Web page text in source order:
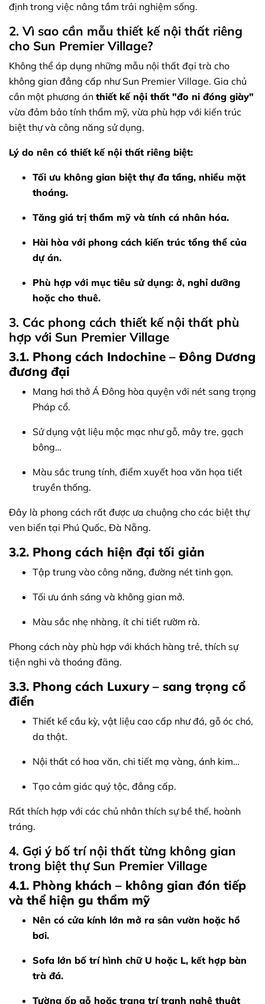
định trong việc nâng tầm trải nghiệm sống.
2. Vì sao cần mẫu thiết kế nội thất riêng
cho Sun Premier Village?
Không thể áp dụng những mẫu nội thất đại trà cho
không gian đẳng cấp như Sun Premier Village. Gia chủ
cần một phương án thiết kế nội thất "đo ni đóng giày"
vừa đảm bảo tính thẩm mỹ, vừa phù hợp với kiến trúc
biệt thự và công năng sử dụng.
Lý do nên có thiết kế nội thất riêng biệt:
Tối ưu không gian biệt thự đa tầng, nhiều mặt
thoáng.
Tăng giá trị thẩm mỹ và tính cá nhân hóa.
Hài hòa với phong cách kiến trúc tổng thể của
dự án.
Phù hợp với mục tiêu sử dụng: ở, nghỉ dưỡng
hoặc cho thuê.
3. Các phong cách thiết kế nội thất phù
hợp với Sun Premier Village
3.1. Phong cách Indochine – Đông Dương
đương đại
Mang hơi thở Á Đông hòa quyện với nét sang trọng
Pháp cổ.
Sử dụng vật liệu mộc mạc như gỗ, mây tre, gạch
bông…
Màu sắc trung tính, điểm xuyết hoa văn họa tiết
truyền thống.
Đây là phong cách rất được ưa chuộng cho các biệt thự
ven biển tại Phú Quốc, Đà Nẵng.
3.2. Phong cách hiện đại tối giản
Tập trung vào công năng, đường nét tinh gọn.
Tối ưu ánh sáng và không gian mở.
Màu sắc nhẹ nhàng, ít chi tiết rườm rà.
Phong cách này phù hợp với khách hàng trẻ, thích sự
tiện nghi và thoáng đãng.
3.3. Phong cách Luxury – sang trọng cổ
điển
Thiết kế cầu kỳ, vật liệu cao cấp như đá, gỗ óc chó,
da thật.
Nội thất có hoa văn, chi tiết mạ vàng, ánh kim…
Tạo cảm giác quý tộc, đẳng cấp.
Rất thích hợp với các chủ nhân thích sự bề thế, hoành
tráng.
4. Gợi ý bố trí nội thất từng không gian
trong biệt thự Sun Premier Village
4.1. Phòng khách – không gian đón tiếp
và thể hiện gu thẩm mỹ
Nên có cửa kính lớn mở ra sân vườn hoặc hồ
bơi.
Sofa lớn bố trí hình chữ U hoặc L, kết hợp bàn
trà đá.
Tường ốp gỗ hoặc trang trí tranh nghệ thuật